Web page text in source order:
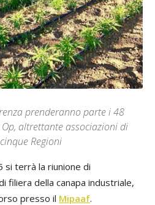
prenderanno parte i 48
altrettante associazioni di
Regioni
si terrà la riunione di
filiera della canapa industriale,
presso il Mipaaf.